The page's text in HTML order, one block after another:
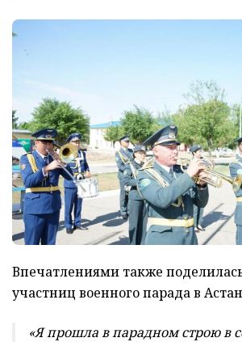
Впечатлениями также
участниц военного парада в
«Я прошла в парадном строю в